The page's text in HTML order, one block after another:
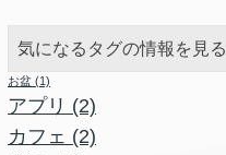
気になるタグの情報を見る
お盆 (1)
アプリ (2)
カフェ (2)